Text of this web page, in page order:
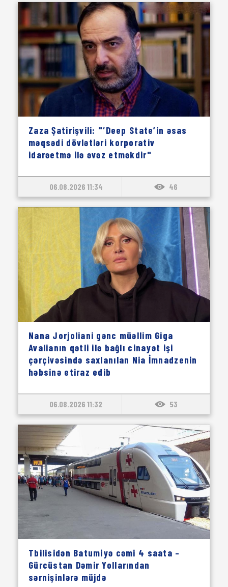
Zaza Şatirişvili: "‘Deep State’in əsas
məqsədi dövlətləri korporativ
idarəetmə ilə əvəz etməkdir"
06.08.2026 11:34 46
Nana Jorjoliani gənc müəllim Giga
Avalianın qətli ilə bağlı cinayət işi
çərçivəsində saxlanılan Nia İmnadzenin
həbsinə etiraz edib
06.08.2026 11:32 53
Tbilisidən Batumiyə cəmi 4 saata –
Gürcüstan Dəmir Yollarından
sərnişinlərə müjdə